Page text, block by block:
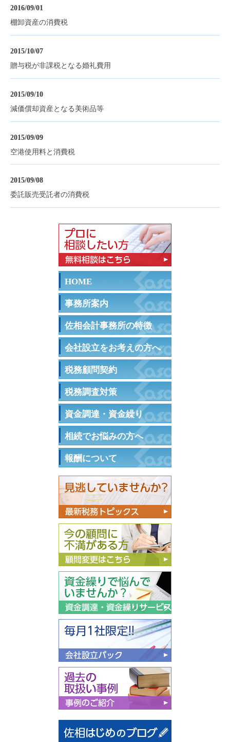
2016/09/01
棚卸資産の消費税
2015/10/07
贈与税が非課税となる婚礼費用
2015/09/10
減価償却資産となる美術品等
2015/09/09
空港使用料と消費税
2015/09/08
委託販売受託者の消費税
HOME
事務所案内
佐相会計事務所の特徴
会社設立をお考えの方へ
税務顧問契約
税務調査対策
資金調達・資金繰り
相続でお悩みの方へ
報酬について